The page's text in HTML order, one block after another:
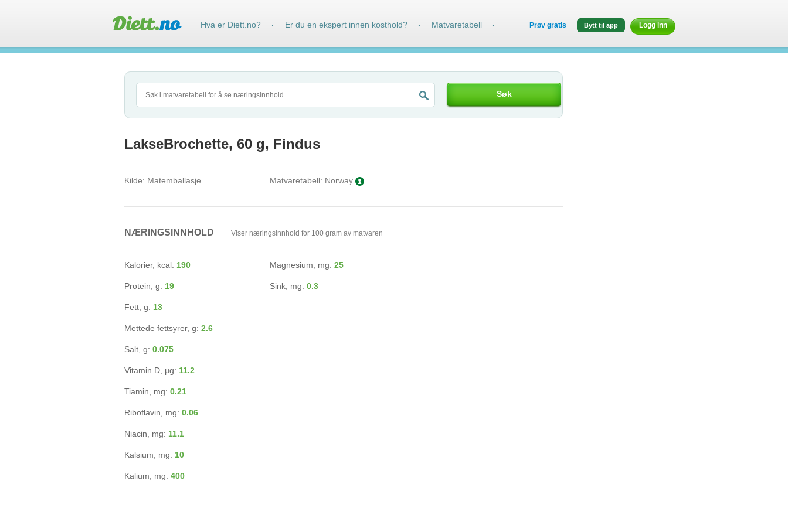
Søk
LakseBrochette, 60 g, Findus
Kilde: Matemballasje Matvaretabell: Norway
NÆRINGSINNHOLD Viser næringsinnhold for 100 gram av matvaren
Kalorier, kcal: 190
Protein, g: 19
Fett, g: 13
Mettede fettsyrer, g: 2.6
Salt, g: 0.075
Vitamin D, µg: 11.2
Tiamin, mg: 0.21
Riboflavin, mg: 0.06
Niacin, mg: 11.1
Kalsium, mg: 10
Kalium, mg: 400
Magnesium, mg: 25
Sink, mg: 0.3
Hva er Diett.no? · Er du en ekspert innen kosthold? · Matvaretabell · Prøv gratis Bytt til app Logg inn